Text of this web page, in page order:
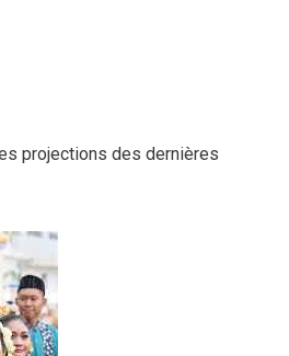
projections des dernières